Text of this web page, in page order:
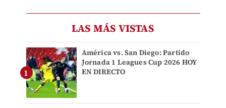
LAS MÁS VISTAS
América vs. San Diego: Partido
Jornada 1 Leagues Cup 2026 HOY
EN DIRECTO